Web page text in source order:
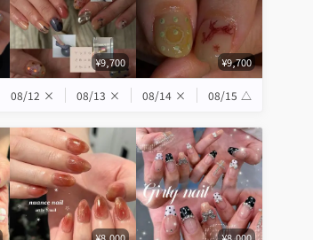
¥9,700 ¥9,700
08/12 × 08/13 × 08/14 × 08/15 △
¥8,000 ¥8,000